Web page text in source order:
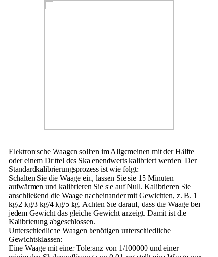
Elektronische Waagen sollten im Allgemeinen mit der Hälfte
oder einem Drittel des Skalenendwerts kalibriert werden. Der
Standardkalibrierungsprozess ist wie folgt:
Schalten Sie die Waage ein, lassen Sie sie 15 Minuten
aufwärmen und kalibrieren Sie sie auf Null. Kalibrieren Sie
anschließend die Waage nacheinander mit Gewichten, z. B. 1
kg/2 kg/3 kg/4 kg/5 kg. Achten Sie darauf, dass die Waage bei
jedem Gewicht das gleiche Gewicht anzeigt. Damit ist die
Kalibrierung abgeschlossen.
Unterschiedliche Waagen benötigen unterschiedliche
Gewichtsklassen:
Eine Waage mit einer Toleranz von 1/100000 und einer